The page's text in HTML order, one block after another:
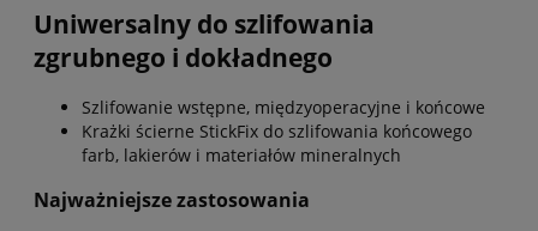
Uniwersalny do szlifowania
zgrubnego i dokładnego
Szlifowanie wstępne, międzyoperacyjne i końcowe
Krażki ścierne StickFix do szlifowania końcowego
farb, lakierów i materiałów mineralnych
Najważniejsze zastosowania